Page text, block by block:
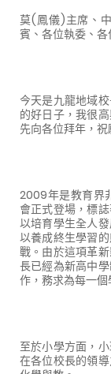
莫(鳳儀)主席、
賓、各位執委、各
今天是九龍地域
的好日子，我很
先向各位拜年，
2009年是教育界
會正式登場，標
以培育學生全人
以養成終生學習
戰。由於這項革
長已經為新高中
作，務求為每一
至於小學方面，
在各位校長的領